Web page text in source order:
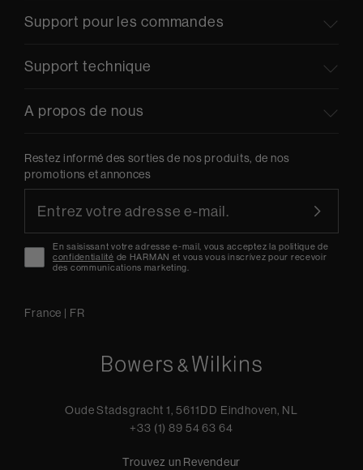
Support pour les commandes
Support technique
A propos de nous
Restez informé des sorties de nos produits, de nos
promotions et annonces
En saisissant votre adresse e-mail, vous acceptez la politique de
confidentialité de HARMAN et vous vous inscrivez pour recevoir
des communications marketing.
France | FR
Oude Stadsgracht 1, 5611DD Eindhoven, NL
+33 (1) 89 54 63 64
Trouvez un Revendeur